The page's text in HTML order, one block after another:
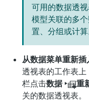
可用的数据透
模型关联的多
置、分组或计算
从数据菜单重新
透视表的工作表
栏点击数据 ‣ 重
关的数据透视表。